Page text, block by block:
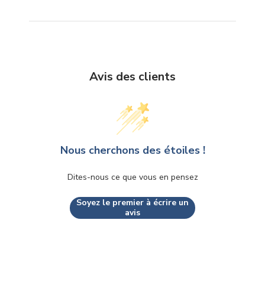
Avis des clients
Nous cherchons des étoiles !
Dites-nous ce que vous en pensez
Soyez le premier à écrire un
avis